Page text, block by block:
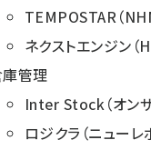
TEMPOSTAR（
ネクストエンジン（
管理
Inter Stock（オンザ
ロジクラ（ニューレ